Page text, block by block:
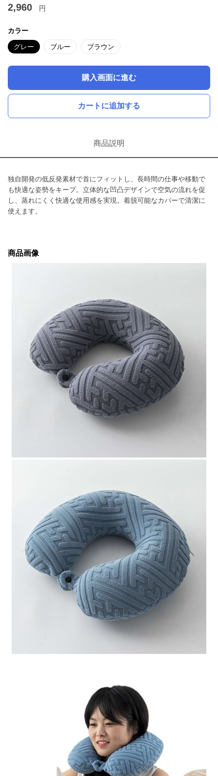
2,960 円
カラー
グレー ブルー ブラウン
購入画面に進む
カートに追加する
商品説明
独自開発の低反発素材で首にフィットし、長時間の仕事や移動で
も快適な姿勢をキープ。立体的な凹凸デザインで空気の流れを促
し、蒸れにくく快適な使用感を実現。着脱可能なカバーで清潔に
使えます。
商品画像